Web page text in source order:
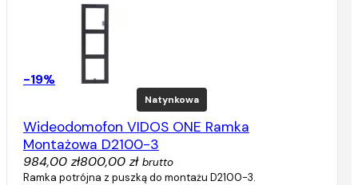
-19%
Natynkowa
Wideodomofon VIDOS ONE Ramka
Montażowa D2100-3
984,00 zł800,00 zł brutto
Ramka potrójna z puszką do montażu D2100-3.